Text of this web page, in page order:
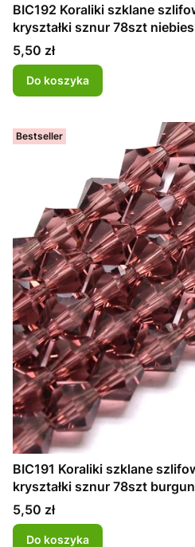
BIC192 Koraliki szklane
kryształki sznur 78szt
Cena
5,50 zł
Do koszyka
Bestseller
BIC191 Koraliki szklane
kryształki sznur 78szt
Cena
5,50 zł
Do koszyka